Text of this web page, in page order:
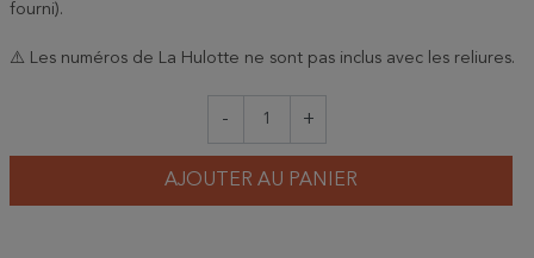
fourni).
⚠️ Les numéros de La Hulotte ne sont pas inclus avec les reliures.
- +
AJOUTER AU PANIER